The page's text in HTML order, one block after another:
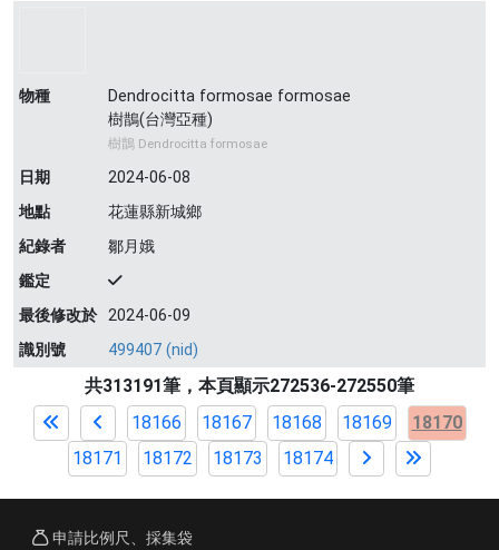
物種
Dendrocitta formosae formosae
樹鵲(台灣亞種)
樹鵲 Dendrocitta formosae
日期
2024-06-08
地點
花蓮縣新城鄉
紀錄者
鄒月娥
鑑定
最後修改於 2024-06-09
識別號
499407 (nid)
共313191筆，本頁顯示272536-272550筆
18166
18167 18168 18169
18170
18171
18172 18173 18174
申請比例尺、採集袋